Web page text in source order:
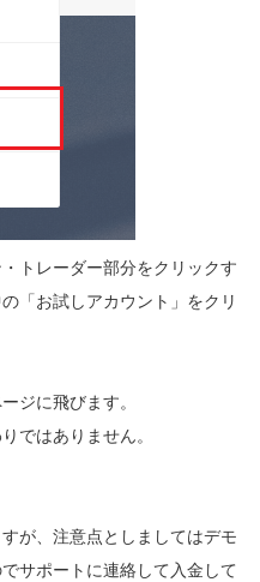
トレーダー部分をクリックす
「お試しアカウント」をクリ
ジに飛びます。
ではありません。
が、注意点としましてはデモ
サポートに連絡して入金して